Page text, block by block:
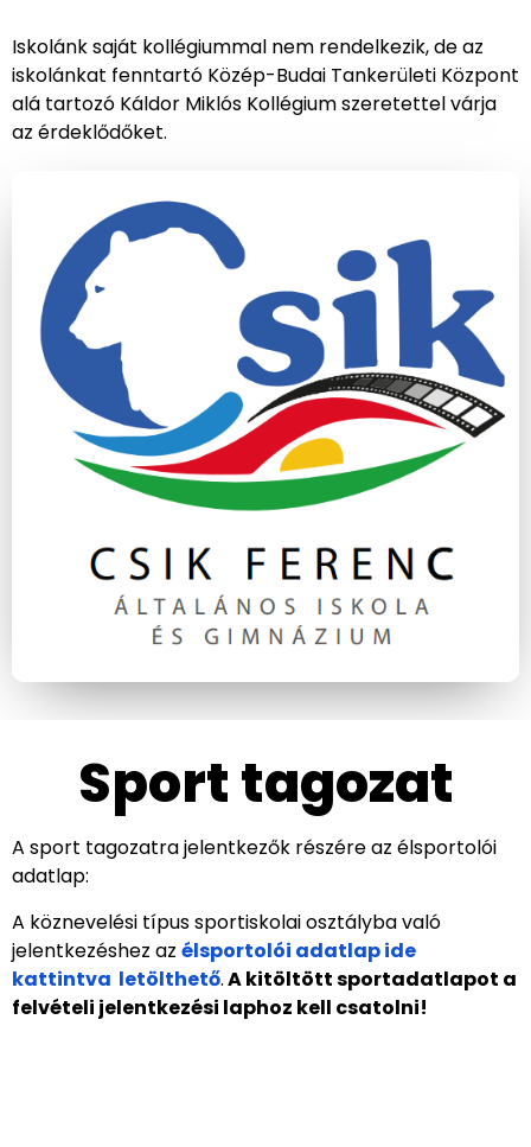
Iskolánk saját kollégiummal nem rendelkezik, de az
iskolánkat fenntartó Közép-Budai Tankerületi Központ
alá tartozó Káldor Miklós Kollégium szeretettel várja
az érdeklődőket.
Sport tagozat
A sport tagozatra jelentkezők részére az élsportolói
adatlap:
A köznevelési típus sportiskolai osztályba való
jelentkezéshez az élsportolói adatlap ide
kattintva letölthető.A kitöltött sportadatlapot a
felvételi jelentkezési laphoz kell csatolni!